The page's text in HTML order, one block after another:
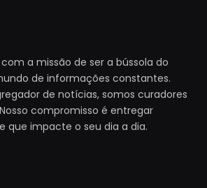
a missão de ser a bússola do
de informações constantes.
de notícias, somos curadores
compromisso é entregar
que impacte o seu dia a dia.